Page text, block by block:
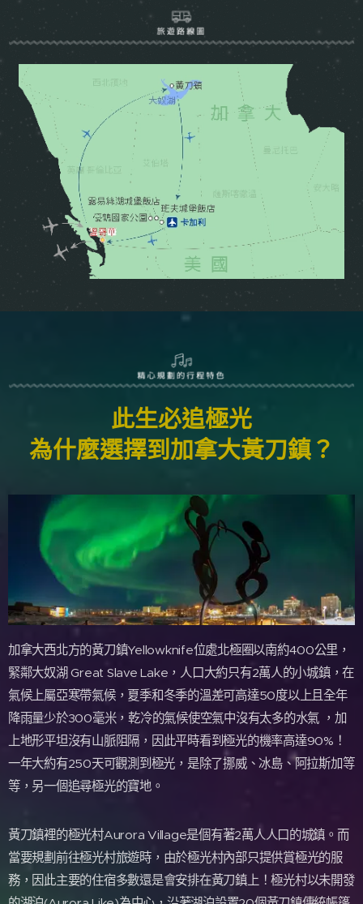
此生必追極光
為什麼選擇到加拿大黃刀鎮？
加拿大西北方的黃刀鎮Yellowknife位處北極圈以南約400公里，
緊鄰大奴湖 Great Slave Lake，人口大約只有2萬人的小城鎮，在
氣候上屬亞寒帶氣候，夏季和冬季的溫差可高達50度以上且全年
降雨量少於300毫米，乾冷的氣候使空氣中沒有太多的水氣 ，加
上地形平坦沒有山脈阻隔，因此平時看到極光的機率高達90%！
一年大約有250天可觀測到極光，是除了挪威、冰島、阿拉斯加等
等，另一個追尋極光的寶地。
黃刀鎮裡的極光村Aurora Village是個有著2萬人人口的城鎮。而
當要規劃前往極光村旅遊時，由於極光村內部只提供賞極光的服
務，因此主要的住宿多數還是會安排在黃刀鎮上！極光村以未開發